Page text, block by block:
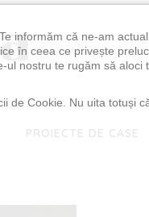
PROIECTE DE CASE
informăm că ne-am
în ceea ce privește
ul nostru te rugăm să aloci
de Cookie. Nu uita totuși